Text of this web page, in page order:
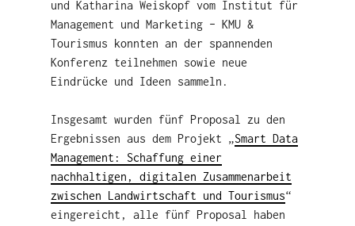
und Katharina Weiskopf vom Institut für
Management und Marketing – KMU &
Tourismus konnten an der spannenden
Konferenz teilnehmen sowie neue
Eindrücke und Ideen sammeln.
Insgesamt wurden fünf Proposal zu den
Ergebnissen aus dem Projekt „Smart Data
Management: Schaffung einer
nachhaltigen, digitalen Zusammenarbeit
zwischen Landwirtschaft und Tourismus“
eingereicht, alle fünf Proposal haben